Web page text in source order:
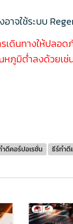
จใช้ระบบ
เดินทางให้ป
หภูมิต่ำลงด้วยเช่
ำดีคอร์ปอเรชั่น ธีร์ทำดี